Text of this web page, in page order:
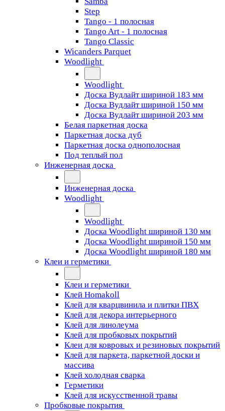
Step
Tango - 1 полосная
Tango Art - 1 полосная
Tango Classiс
Wicanders Parquet
Woodlight
Woodlight
Доска Вудлайт шириной 183 мм
Доска Вудлайт шириной 150 мм
Доска Вудлайт шириной 203 мм
Белая паркетная доска
Паркетная доска дуб
Паркетная доска однополосная
Под теплый пол
Инженерная доска
Инженерная доска
Woodlight
Woodlight
Доска Woodlight шириной 130 мм
Доска Woodlight шириной 150 мм
Доска Woodlight шириной 180 мм
Клеи и герметики
Клеи и герметики
Клей Homakoll
Клей для кварцвинила и плитки ПВХ
Клей для декора интерьерного
Клей для линолеума
Клей для пробковых покрытий
Клеи для ковровых и резиновых покрытий
Клей для паркета, паркетной доски и
массива
Клей холодная сварка
Герметики
Клей для искусственной травы
Пробковые покрытия